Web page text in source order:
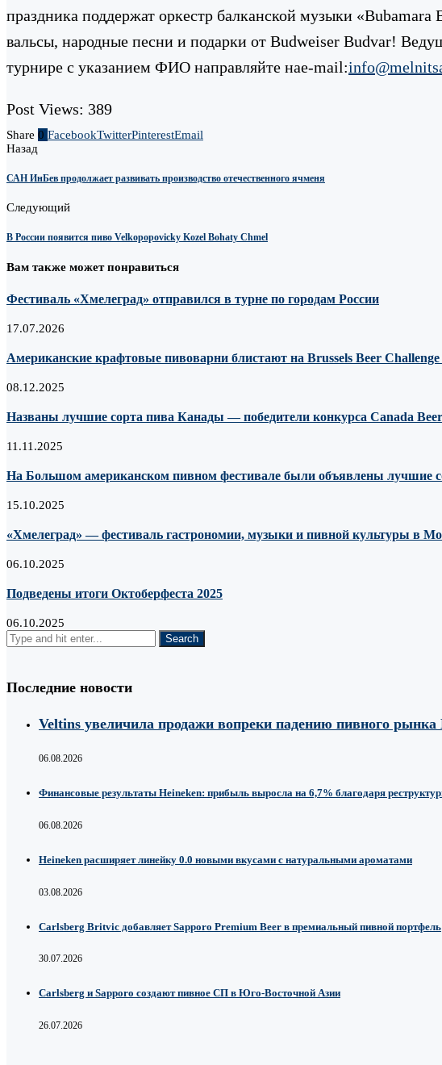
праздника поддержат оркестр балканской музыки
вальсы, народные песни и подарки от Budweiser Budvar!
турнире с указанием ФИО направляйте наe-mail:
Post Views: 389
Share 0 FacebookTwitterPinterestEmail
Назад
САН ИнБев продолжает развивать производство отечественного ячменя
Следующий
В России появится пиво Velkopopovicky Kozel Bohaty Chmel
Вам также может понравиться
Фестиваль «Хмелеград» отправился в турне по городам России
17.07.2026
Американские крафтовые пивоварни блистают на Brussels Beer Challenge
08.12.2025
Названы лучшие сорта пива Канады — победители конкурса Canada
11.11.2025
На Большом американском пивном фестивале были объявлены лучшие
15.10.2025
«Хмелеград» — фестиваль гастрономии, музыки и пивной культуры в
06.10.2025
Подведены итоги Октоберфеста 2025
06.10.2025
Последние новости
Veltins увеличила продажи вопреки падению пивного рынка
06.08.2026
Финансовые результаты Heineken: прибыль выросла на 6,7% благодаря
06.08.2026
Heineken расширяет линейку 0.0 новыми вкусами с натуральными ароматами
03.08.2026
Carlsberg Britvic добавляет Sapporo Premium Beer в премиальный пивной портфель
30.07.2026
Carlsberg и Sapporo создают пивное СП в Юго-Восточной Азии
26.07.2026